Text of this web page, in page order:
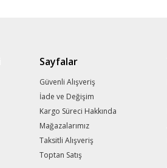
Sayfalar
Güvenli Alışveriş
İade ve Değişim
Kargo Süreci Hakkında
Mağazalarımız
Taksitli Alışveriş
Toptan Satış